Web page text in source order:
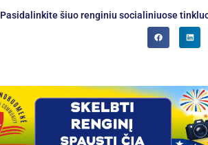
Pasidalinkite šiuo renginiu socialiniuose